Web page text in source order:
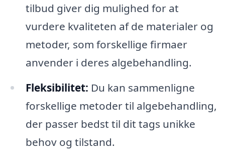
tilbud giver dig mulighed for at
vurdere kvaliteten af de materialer og
metoder, som forskellige firmaer
anvender i deres algebehandling.
Fleksibilitet: Du kan sammenligne
forskellige metoder til algebehandling,
der passer bedst til dit tags unikke
behov og tilstand.